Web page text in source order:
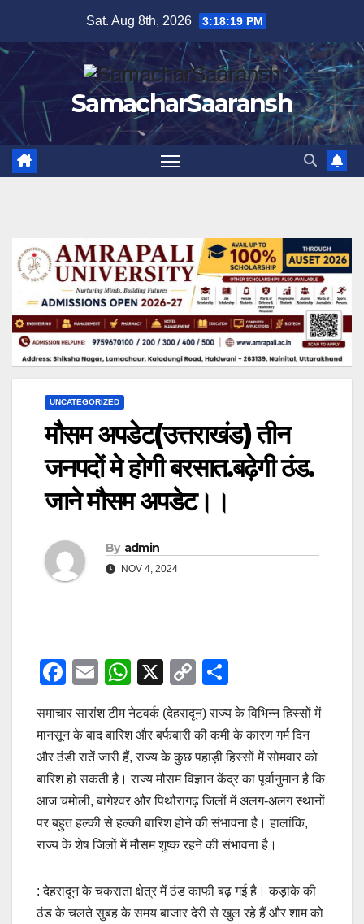
content
Sat. Aug 8th, 2026 3:18:21 PM
SamacharSaaransh
UNCATEGORIZED
मौसम अपडेट(उत्तराखंड) तीन
जनपदों मे होगी बरसात.बढ़ेगी ठंड.
जाने मौसम अपडेट।।
By admin
NOV 4, 2024
F
c
e
b
o
o
k
E
ail
W
h
at
s
A
p
p
X
C
p
y
Li
n
k
h
ar
e
समाचार सारांश टीम नेटवर्क (देहरादून) राज्य के विभिन्न हिस्सों में
मानसून के बाद बारिश और बर्फबारी की कमी के कारण गर्म दिन
और ठंडी रातें जारी हैं, राज्य के कुछ पहाड़ी हिस्सों में सोमवार को
बारिश हो सकती है। राज्य मौसम विज्ञान केंद्र का पूर्वानुमान है कि
आज चमोली, बागेश्वर और पिथौरागढ़ जिलों में अलग-अलग स्थानों
पर बहुत हल्की से हल्की बारिश होने की संभावना है। हालांकि,
राज्य के शेष जिलों में मौसम शुष्क रहने की संभावना है।
: देहरादून के चकराता क्षेत्र में ठंड काफी बढ़ गई है। कड़ाके की
ठंड के चलते सुबह के समय बाजार देरी से खुल रहे हैं और शाम को